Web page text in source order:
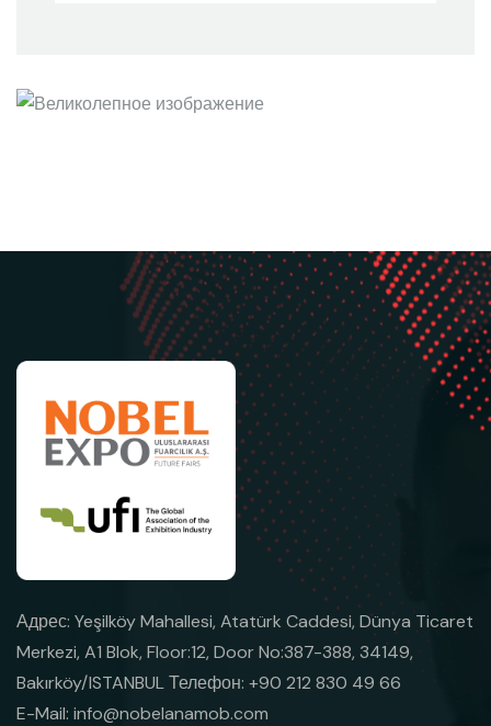
Адрес: Yeşilköy Mahallesi, Atatürk Caddesi, Dünya Ticaret
Merkezi, A1 Blok, Floor:12, Door No:387-388, 34149,
Bakırköy/ISTANBUL Телефон: +90 212 830 49 66
E-Mail: info@nobelanamob.com